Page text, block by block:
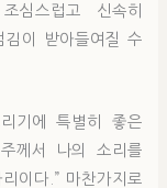
심스럽고 신속히
김이 받아들여질 수
기에 특별히 좋은
께서 나의 소리를
이다.” 마찬가지로